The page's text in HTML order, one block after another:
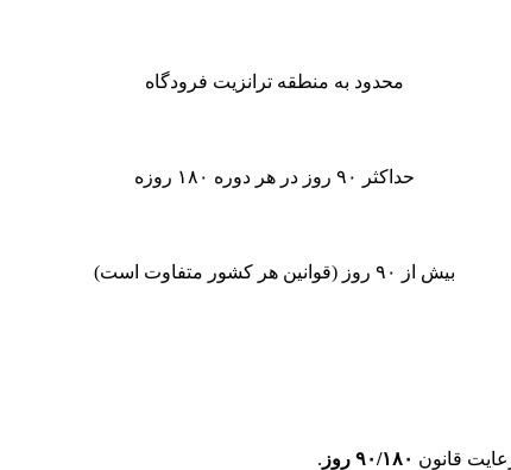
محدود به منطقه ترانزیت فرودگاه
حداکثر ۹۰ روز در هر دوره ۱۸۰ روزه
بیش از ۹۰ روز (قوانین هر کشور متفاوت است)
۹۰/۱۸۰ روز .